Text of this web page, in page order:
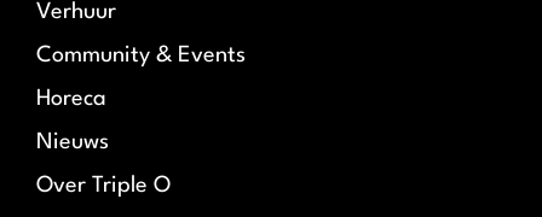
Verhuur
Community & Events
Horeca
Nieuws
Over Triple O